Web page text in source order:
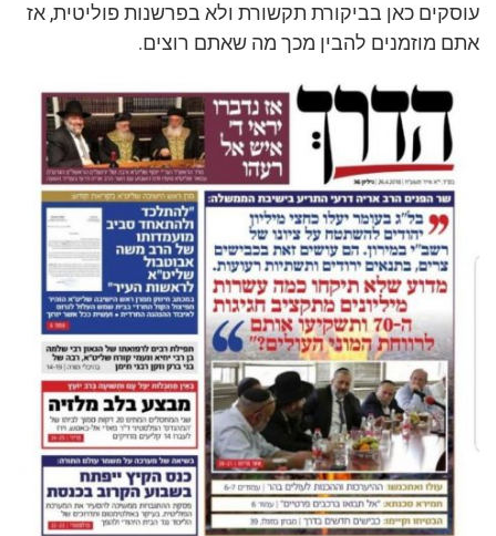
עוסקים כאן בביקורת תקשורת ולא בפרשנות פוליטית, אז
אתם מוזמנים להבין מכך מה שאתם רוצים.